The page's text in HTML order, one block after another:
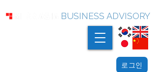
BUSINESS ADVISORY
로그인